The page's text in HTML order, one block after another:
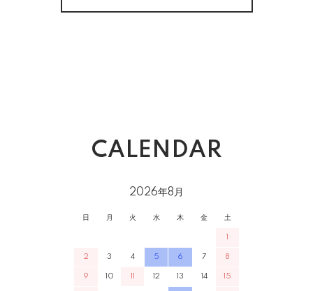
CALENDAR
2026年8月
日 月 火 水 木 金 土
1
2 3 4 5 6 7 8
9 10 11 12 13 14 15